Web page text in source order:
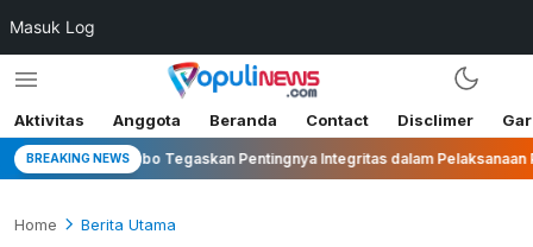
Masuk Log
Aktivitas Anggota Beranda Contact Disclimer
BREAKING NEWS
Wonosobo Tegaskan Pentingnya Integritas dalam Pelaksanaan Pilkades
Home Berita Utama